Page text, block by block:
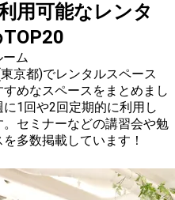
用可能なレンタ
ム
京都)でレンタルスペース
めなスペースをまとめまし
1回や2回定期的に利用し
セミナーなどの講習会や勉
多数掲載しています！